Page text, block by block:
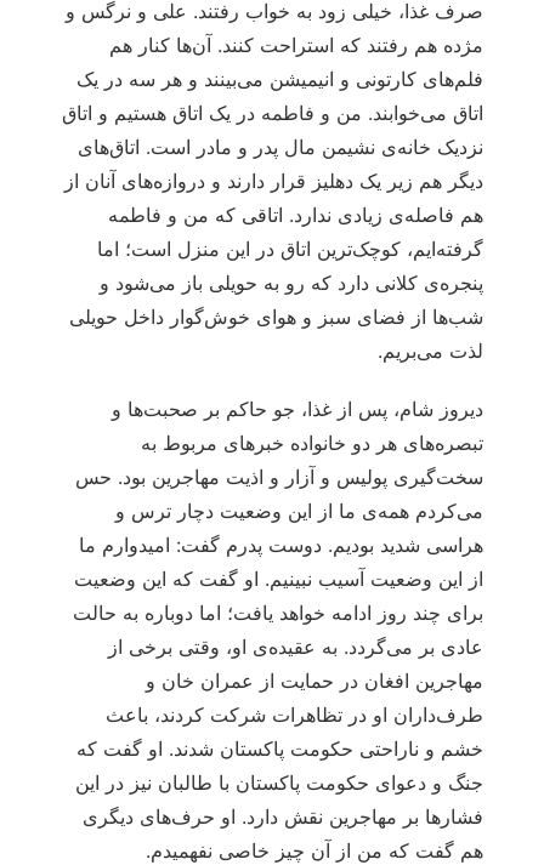
صرف غذا، خیلی زود به خواب رفتند. علی و نرگس و
مژده هم رفتند که استراحت کنند. آن‌ها کنار هم
فلم‌های کارتونی و انیمیشن می‌بینند و هر سه در یک
اتاق می‌خوابند. من و فاطمه در یک اتاق هستیم و اتاق
نزدیک خانه‌ی نشیمن مال پدر و مادر است. اتاق‌های
دیگر هم زیر یک دهلیز قرار دارند و دروازه‌های آنان از
هم فاصله‌ی زیادی ندارد. اتاقی که من و فاطمه
گرفته‌ایم، کوچک‌ترین اتاق در این منزل است؛ اما
پنجره‌ی کلانی دارد که رو به حویلی باز می‌شود و
شب‌ها از فضای سبز و هوای خوش‌گوار داخل حویلی
لذت می‌بریم.
دیروز شام، پس از غذا، جو حاکم بر صحبت‌ها و
تبصره‌های هر دو خانواده خبرهای مربوط به
سخت‌گیری پولیس و آزار و اذیت مهاجرین بود. حس
می‌کردم همه‌ی ما از این وضعیت دچار ترس و
هراسی شدید بودیم. دوست پدرم گفت: امیدوارم ما
از این وضعیت آسیب نبینیم. او گفت که این وضعیت
برای چند روز ادامه خواهد یافت؛ اما دوباره به حالت
عادی بر می‌گردد. به عقیده‌ی او، وقتی برخی از
مهاجرین افغان در حمایت از عمران خان و
طرف‌داران او در تظاهرات شرکت کردند، باعث
خشم و ناراحتی حکومت پاکستان شدند. او گفت که
جنگ و دعوای حکومت پاکستان با طالبان نیز در این
فشارها بر مهاجرین نقش دارد. او حرف‌های دیگری
هم گفت که من از آن چیز خاصی نفهمیدم.